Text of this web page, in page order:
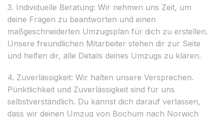
3. Individuelle Beratung: Wir nehmen uns Zeit, um
deine Fragen zu beantworten und einen
maßgeschneiderten Umzugsplan für dich zu erstellen.
Unsere freundlichen Mitarbeiter stehen dir zur Seite
und helfen dir, alle Details deines Umzugs zu klären.
4. Zuverlässigkeit: Wir halten unsere Versprechen.
Pünktlichkeit und Zuverlässigkeit sind für uns
selbstverständlich. Du kannst dich darauf verlassen,
dass wir deinen Umzug von Bochum nach Norwich